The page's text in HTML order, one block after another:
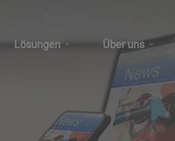
Lösungen Über uns